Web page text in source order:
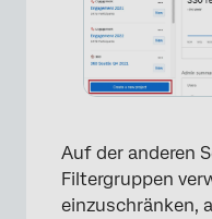
Auf der anderen
Filtergruppen
einzuschränken,